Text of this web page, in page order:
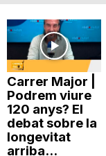
o
n
a
Carrer Major |
Podrem viure
120 anys? El
debat sobre la
longevitat
arriba...